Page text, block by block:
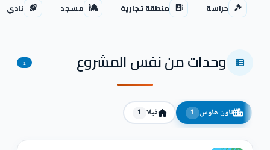
حراسة منطقة تجارية مسجد نادي
وحدات من نفس المشروع 2
تاون هاوس 1 فيلا 1